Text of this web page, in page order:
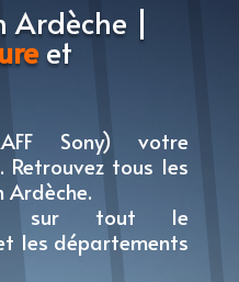
Ardèche |
et
Sony) votre
Retrouvez tous les
Ardèche.
sur tout le
les départements